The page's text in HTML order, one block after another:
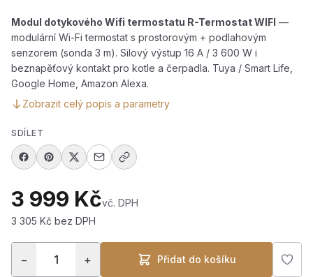
Modul dotykového Wifi termostatu R-Termostat WIFI —
modulární Wi-Fi termostat s prostorovým + podlahovým
senzorem (sonda 3 m). Silový výstup 16 A / 3 600 W i
beznapěťový kontakt pro kotle a čerpadla. Tuya / Smart Life,
Google Home, Amazon Alexa.
Zobrazit celý popis a parametry
SDÍLET
3 999 Kčvč. DPH
3 305 Kč bez DPH
− + Přidat do košíku